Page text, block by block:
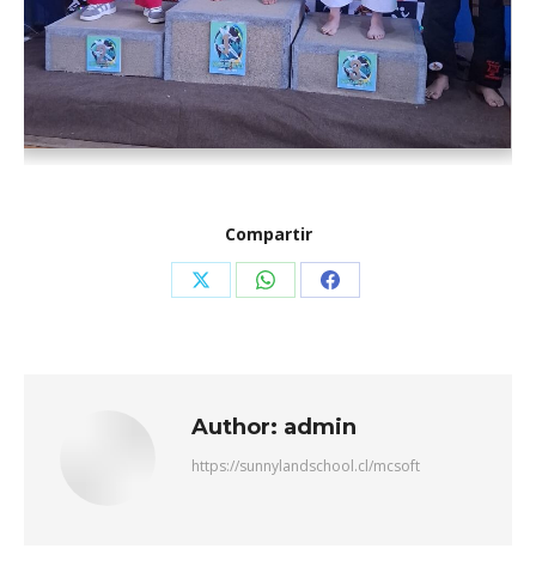
Compartir
Author: admin
https://sunnylandschool.cl/mcsoft